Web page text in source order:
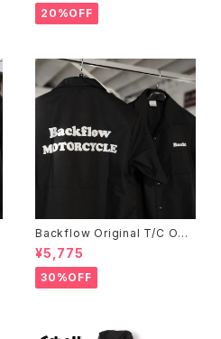
20%OFF
Backflow Original T/C Ope
n Collar S/S Work Shirt
¥5,775
30%OFF